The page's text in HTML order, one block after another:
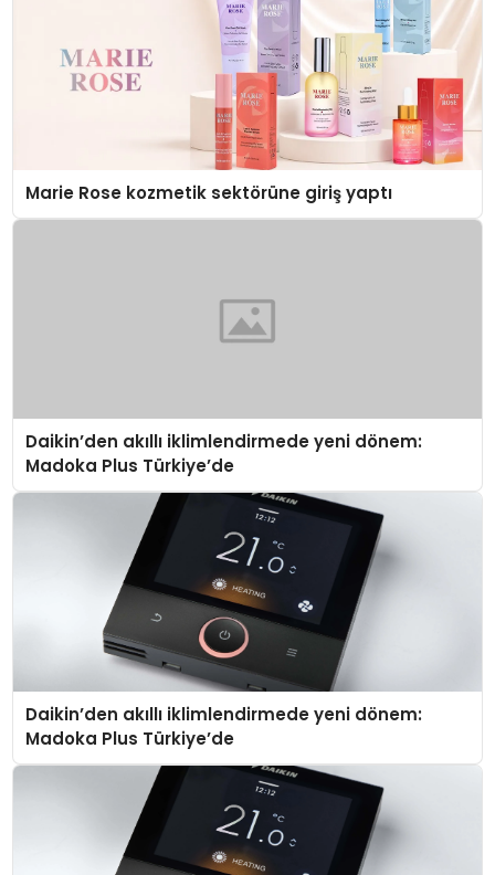
Marie Rose kozmetik sektörüne giriş yaptı
Daikin’den akıllı iklimlendirmede yeni dönem:
Madoka Plus Türkiye’de
Daikin’den akıllı iklimlendirmede yeni dönem:
Madoka Plus Türkiye’de